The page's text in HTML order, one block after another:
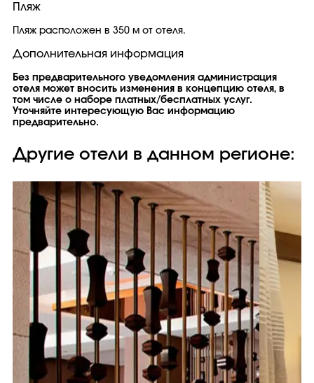
Пляж
Пляж расположен в 350 м от отеля.
Дополнительная информация
Без предварительного уведомления администрация
отеля может вносить изменения в концепцию отеля, в
том числе о наборе платных/бесплатных услуг.
Уточняйте интересующую Вас информацию
предварительно.
Другие отели в данном регионе: